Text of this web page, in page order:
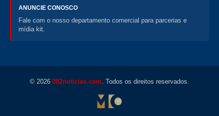
ANUNCIE CONOSCO
Fale com o nosso departamento comercial para parcerias e
mídia kit.
© 2026 082noticias.com . Todos os direitos reservados.